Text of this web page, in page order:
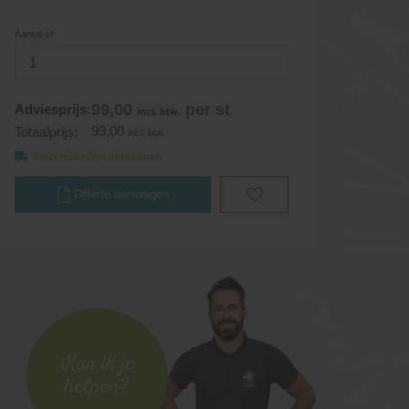
Aantal st
Adviesprijs: incl. btw.
Totaalprijs: 99,00 incl. btw.
Verzendkosten berekenen
Offerte aanvragen
Kan ik je
helpen?